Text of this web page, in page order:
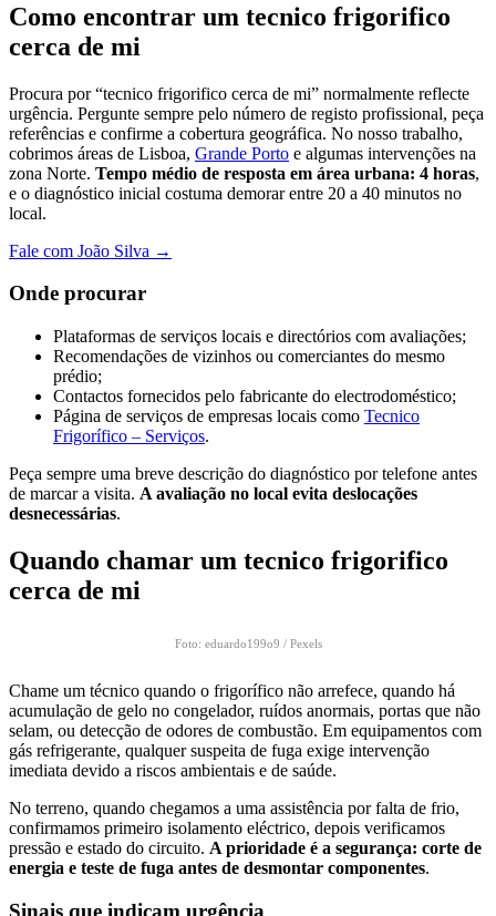
Como encontrar um tecnico frigorifico
cerca de mi
Procura por “tecnico frigorifico cerca de mi” normalmente reflecte
urgência. Pergunte sempre pelo número de registo profissional, peça
referências e confirme a cobertura geográfica. No nosso trabalho,
cobrimos áreas de Lisboa, Grande Porto e algumas intervenções na
zona Norte. Tempo médio de resposta em área urbana: 4 horas,
e o diagnóstico inicial costuma demorar entre 20 a 40 minutos no
local.
Fale com João Silva →
Onde procurar
Plataformas de serviços locais e directórios com avaliações;
Recomendações de vizinhos ou comerciantes do mesmo
prédio;
Contactos fornecidos pelo fabricante do electrodoméstico;
Página de serviços de empresas locais como Tecnico
Frigorífico – Serviços.
Peça sempre uma breve descrição do diagnóstico por telefone antes
de marcar a visita. A avaliação no local evita deslocações
desnecessárias.
Quando chamar um tecnico frigorifico
cerca de mi
Foto: eduardo199o9 / Pexels
Chame um técnico quando o frigorífico não arrefece, quando há
acumulação de gelo no congelador, ruídos anormais, portas que não
selam, ou detecção de odores de combustão. Em equipamentos com
gás refrigerante, qualquer suspeita de fuga exige intervenção
imediata devido a riscos ambientais e de saúde.
No terreno, quando chegamos a uma assistência por falta de frio,
confirmamos primeiro isolamento eléctrico, depois verificamos
pressão e estado do circuito. A prioridade é a segurança: corte de
energia e teste de fuga antes de desmontar componentes.
Sinais que indicam urgência